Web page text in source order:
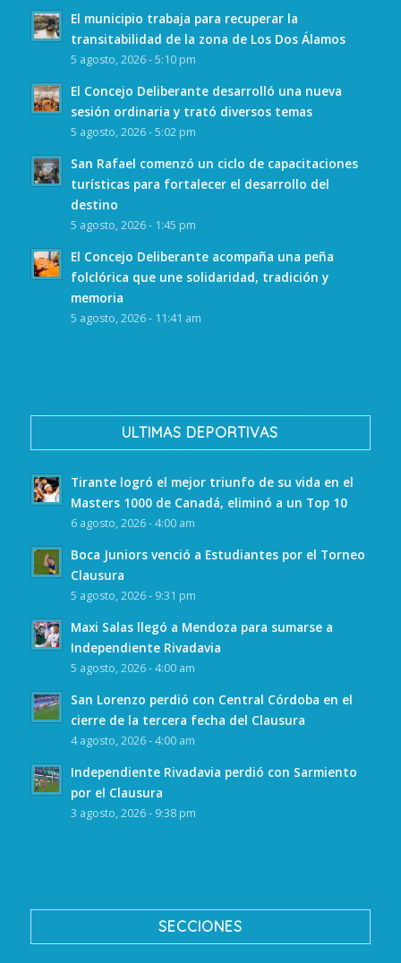
El municipio trabaja para recuperar la
transitabilidad de la zona de Los Dos Álamos
5 agosto, 2026 - 5:10 pm
El Concejo Deliberante desarrolló una nueva
sesión ordinaria y trató diversos temas
5 agosto, 2026 - 5:02 pm
San Rafael comenzó un ciclo de capacitaciones
turísticas para fortalecer el desarrollo del
destino
5 agosto, 2026 - 1:45 pm
El Concejo Deliberante acompaña una peña
folclórica que une solidaridad, tradición y
memoria
5 agosto, 2026 - 11:41 am
ULTIMAS DEPORTIVAS
Tirante logró el mejor triunfo de su vida en el
Masters 1000 de Canadá, eliminó a un Top 10
6 agosto, 2026 - 4:00 am
Boca Juniors venció a Estudiantes por el Torneo
Clausura
5 agosto, 2026 - 9:31 pm
Maxi Salas llegó a Mendoza para sumarse a
Independiente Rivadavia
5 agosto, 2026 - 4:00 am
San Lorenzo perdió con Central Córdoba en el
cierre de la tercera fecha del Clausura
4 agosto, 2026 - 4:00 am
Independiente Rivadavia perdió con Sarmiento
por el Clausura
3 agosto, 2026 - 9:38 pm
SECCIONES